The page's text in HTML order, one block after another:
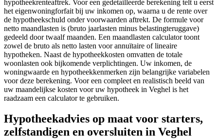
hypotheekrenteaftrek. Voor een gedetailleerde berekening telt u eerst
het eigenwoningforfait bij uw inkomen op, waarna u de rente over
de hypotheekschuld onder voorwaarden aftrekt. De formule voor
netto maandlasten is (bruto jaarlasten minus belastingteruggave)
gedeeld door twaalf maanden. Een maandlasten calculator toont
zowel de bruto als netto lasten voor annuïtaire of lineaire
hypotheken. Naast de hypotheekkosten omvatten de totale
woonlasten ook bijkomende verplichtingen. Uw inkomen, de
woningwaarde en hypotheekkenmerken zijn belangrijke variabelen
voor deze berekening. Voor een compleet en realistisch beeld van
uw maandelijkse kosten voor uw hypotheek in Veghel is het
raadzaam een calculator te gebruiken.
Hypotheekadvies op maat voor starters,
zelfstandigen en oversluiten in Veghel